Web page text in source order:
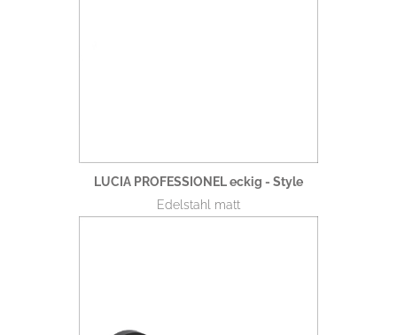
LUCIA PROFESSIONEL eckig - Style
Edelstahl matt